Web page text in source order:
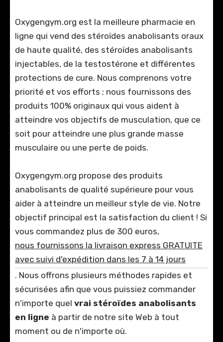
Oxygengym.org est la meilleure pharmacie en
ligne qui vend des stéroïdes anabolisants oraux
de haute qualité, des stéroïdes anabolisants
injectables, de la testostérone et différentes
protections de cure. Nous comprenons votre
priorité et vos efforts ; nous fournissons des
produits 100% originaux qui vous aident à
atteindre vos objectifs de musculation, que ce
soit pour atteindre une plus grande masse
musculaire ou une perte de poids.
Oxygengym.org propose des produits
anabolisants de qualité supérieure pour vous
aider à atteindre un meilleur style de vie. Notre
objectif principal est la satisfaction du client ! Si
vous commandez plus de 300 euros,
nous fournissons la livraison express GRATUITE
avec suivi d'expédition dans les 7 à 14 jours
. Nous offrons plusieurs méthodes rapides et
sécurisées afin que vous puissiez commander
n'importe quel vrai stéroïdes anabolisants
en ligne à partir de notre site Web à tout
moment ou de n'importe où.